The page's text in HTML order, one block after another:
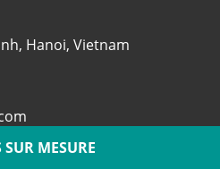
Hanoi, Vietnam
SUR MESURE